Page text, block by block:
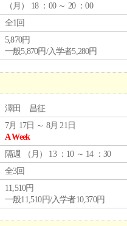
（ 月 ） 18 ：00 ～ 20 ：00
全1回
5,870円
一般5,870円/入学者5,280円
澤田 昌征
7月 17日 ～ 8月 21日
A Week
隔週 （ 月 ） 13 ：10 ～ 14 ：30
全3回
11,510円
一般11,510円/入学者10,370円